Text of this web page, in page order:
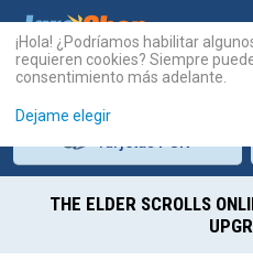
THE ELDER SCROLLS
¡Hola! ¿Podríamos habilitar
requieren cookies? Siempre
consentimiento más adelante.
Dejame elegir